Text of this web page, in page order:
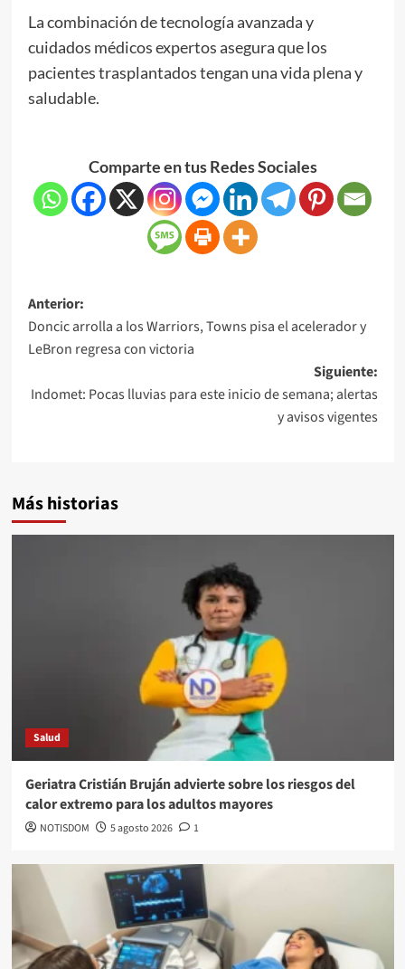
La combinación de tecnología avanzada y
cuidados médicos expertos asegura que los
pacientes trasplantados tengan una vida plena y
saludable.
Comparte en tus Redes Sociales
Anterior:
Doncic arrolla a los Warriors, Towns pisa el acelerador y
LeBron regresa con victoria
Siguiente:
Indomet: Pocas lluvias para este inicio de semana; alertas
y avisos vigentes
Más historias
Salud
Geriatra Cristián Bruján advierte sobre los riesgos del
calor extremo para los adultos mayores
NOTISDOM 5 agosto 2026 1